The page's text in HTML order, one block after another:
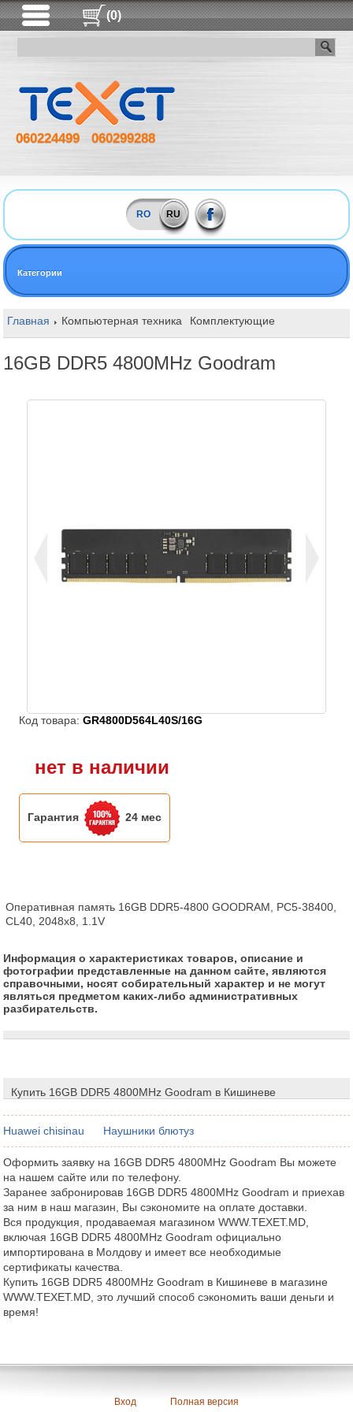
(0)
060224499 060299288
RO RU
Категории
Главная Компьютерная техника Комплектующие
16GB DDR5 4800MHz Goodram
Код товара:GR4800D564L40S/16G
нет в наличии
Гарантия 24 мес
Оперативная память 16GB DDR5-4800 GOODRAM, PC5-38400,
CL40, 2048x8, 1.1V
Информация о характеристиках товаров, описание и
фотографии представленные на данном сайте, являются
справочными, носят собирательный характер и не могут
являться предметом каких-либо административных
разбирательств.
Купить 16GB DDR5 4800MHz Goodram в Кишиневе
Huawei chisinau Наушники блютуз
Оформить заявку на 16GB DDR5 4800MHz Goodram Вы можете
на нашем сайте или по телефону.
Заранее забронировав 16GB DDR5 4800MHz Goodram и приехав
за ним в наш магазин, Вы сэкономите на оплате доставки.
Вся продукция, продаваемая магазином WWW.TEXET.MD,
включая 16GB DDR5 4800MHz Goodram официально
импортирована в Молдову и имеет все необходимые
сертификаты качества.
Купить 16GB DDR5 4800MHz Goodram в Кишиневе в магазине
WWW.TEXET.MD, это лучший способ сэкономить ваши деньги и
время!
Вход Полная версия